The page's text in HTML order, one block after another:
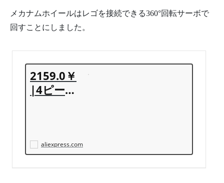
メカナムホイールはレゴを接続できる360°回転サーボで
回すことにしました。
2159.0￥
|4ピース/
サーボ360
度回転サ
aliexpress.com